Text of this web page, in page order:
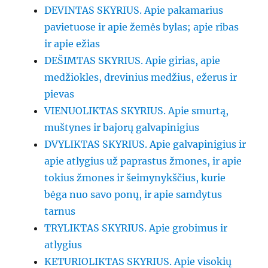
DEVINTAS SKYRIUS. Apie pakamarius
pavietuose ir apie žemės bylas; apie ribas
ir apie ežias
DEŠIMTAS SKYRIUS. Apie girias, apie
medžiokles, drevinius medžius, ežerus ir
pievas
VIENUOLIKTAS SKYRIUS. Apie smurtą,
muštynes ir bajorų galvapinigius
DVYLIKTAS SKYRIUS. Apie galvapinigius ir
apie atlygius už paprastus žmones, ir apie
tokius žmones ir šeimynykščius, kurie
bėga nuo savo ponų, ir apie samdytus
tarnus
TRYLIKTAS SKYRIUS. Apie grobimus ir
atlygius
KETURIOLIKTAS SKYRIUS. Apie visokių